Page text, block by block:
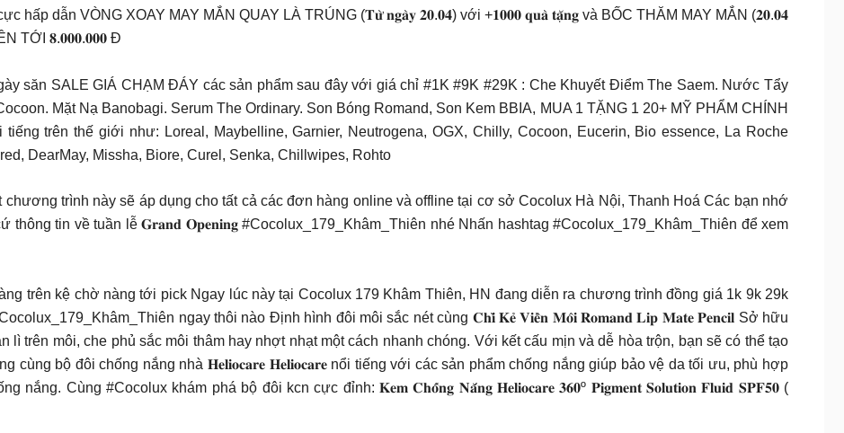
hấp dẫn VÒNG XOAY MAY MẮN QUAY LÀ TRÚNG (𝐓𝐮̛̀ 𝐧𝐠𝐚̀𝐲 𝟐𝟎.𝟎𝟒) với +𝟏𝟎𝟎𝟎 𝐪𝐮𝐚̀ 𝐭𝐚̣̆𝐧𝐠 và BỐC THĂM MAY MẮN (𝟐𝟎.𝟎𝟒
TỚI 𝟖.𝟎𝟎𝟎.𝟎𝟎𝟎 Đ
săn SALE GIÁ CHẠM ĐÁY các sản phẩm sau đây với giá chỉ #1K #9K #29K : Che Khuyết Điểm The Saem. Nước Tẩy
Mặt Nạ Banobagi. Serum The Ordinary. Son Bóng Romand, Son Kem BBIA, MUA 1 TẶNG 1 20+ MỸ PHẨM CHÍNH
trên thế giới như: Loreal, Maybelline, Garnier, Neutrogena, OGX, Chilly, Cocoon, Eucerin, Bio essence, La Roche
DearMay, Missha, Biore, Curel, Senka, Chillwipes, Rohto
trình này sẽ áp dụng cho tất cả các đơn hàng online và offline tại cơ sở Cocolux Hà Nội, Thanh Hoá Các bạn nhớ
thông tin về tuần lễ 𝐆𝐫𝐚𝐧𝐝 𝐎𝐩𝐞𝐧𝐢𝐧𝐠 #Cocolux_179_Khâm_Thiên nhé Nhấn hashtag #Cocolux_179_Khâm_Thiên để xem
trên kệ chờ nàng tới pick Ngay lúc này tại Cocolux 179 Khâm Thiên, HN đang diễn ra chương trình đồng giá 1k 9k 29k
ngay thôi nào Định hình đôi môi sắc nét cùng 𝐂𝐡𝐢̀ 𝐊𝐞̉ 𝐕𝐢𝐞̂̀𝐧 𝐌𝐨̂𝐢 𝐑𝐨𝐦𝐚𝐧𝐝 𝐋𝐢𝐩 𝐌𝐚𝐭𝐞 𝐏𝐞𝐧𝐜𝐢𝐥 Sở hữu
lì trên môi, che phủ sắc môi thâm hay nhợt nhạt một cách nhanh chóng. Với kết cấu mịn và dễ hòa trộn, bạn sẽ có thể tạo
cùng bộ đôi chống nắng nhà 𝐇𝐞𝐥𝐢𝐨𝐜𝐚𝐫𝐞 𝐇𝐞𝐥𝐢𝐨𝐜𝐚𝐫𝐞 nổi tiếng với các sản phẩm chống nắng giúp bảo vệ da tối ưu, phù hợp
nắng. Cùng #Cocolux khám phá bộ đôi kcn cực đỉnh: 𝐊𝐞𝐦 𝐂𝐡𝐨̂́𝐧𝐠 𝐍𝐚̆́𝐧𝐠 𝐇𝐞𝐥𝐢𝐨𝐜𝐚𝐫𝐞 𝟑𝟔𝟎º 𝐏𝐢𝐠𝐦𝐞𝐧𝐭 𝐒𝐨𝐥𝐮𝐭𝐢𝐨𝐧 𝐅𝐥𝐮𝐢𝐝 𝐒𝐏𝐅𝟓𝟎 (